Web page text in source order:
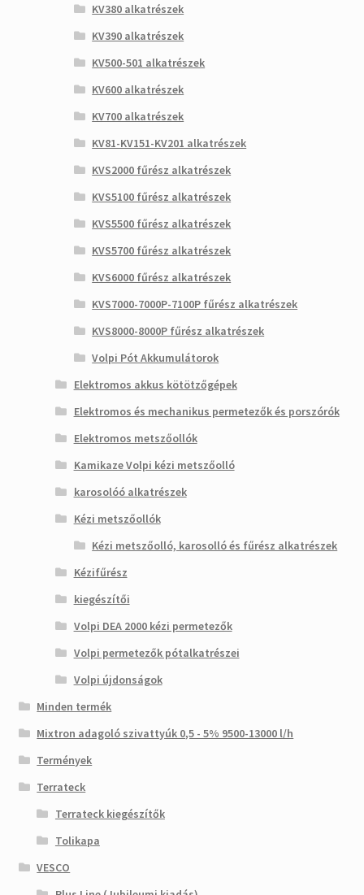
KV380 alkatrészek
KV390 alkatrészek
KV500-501 alkatrészek
KV600 alkatrészek
KV700 alkatrészek
KV81-KV151-KV201 alkatrészek
KVS2000 fűrész alkatrészek
KVS5100 fűrész alkatrészek
KVS5500 fűrész alkatrészek
KVS5700 fűrész alkatrészek
KVS6000 fűrész alkatrészek
KVS7000-7000P-7100P fűrész alkatrészek
KVS8000-8000P fűrész alkatrészek
Volpi Pót Akkumulátorok
Elektromos akkus kötötzőgépek
Elektromos és mechanikus permetezők és porszórók
Elektromos metszőollók
Kamikaze Volpi kézi metszőolló
karosolóó alkatrészek
Kézi metszőollók
Kézi metszőolló, karosolló és fűrész alkatrészek
Kézifűrész
kiegészítői
Volpi DEA 2000 kézi permetezők
Volpi permetezők pótalkatrészei
Volpi újdonságok
Minden termék
Mixtron adagoló szivattyúk 0,5 - 5% 9500-13000 l/h
Termények
Terrateck
Terrateck kiegészítők
Tolikapa
VESCO